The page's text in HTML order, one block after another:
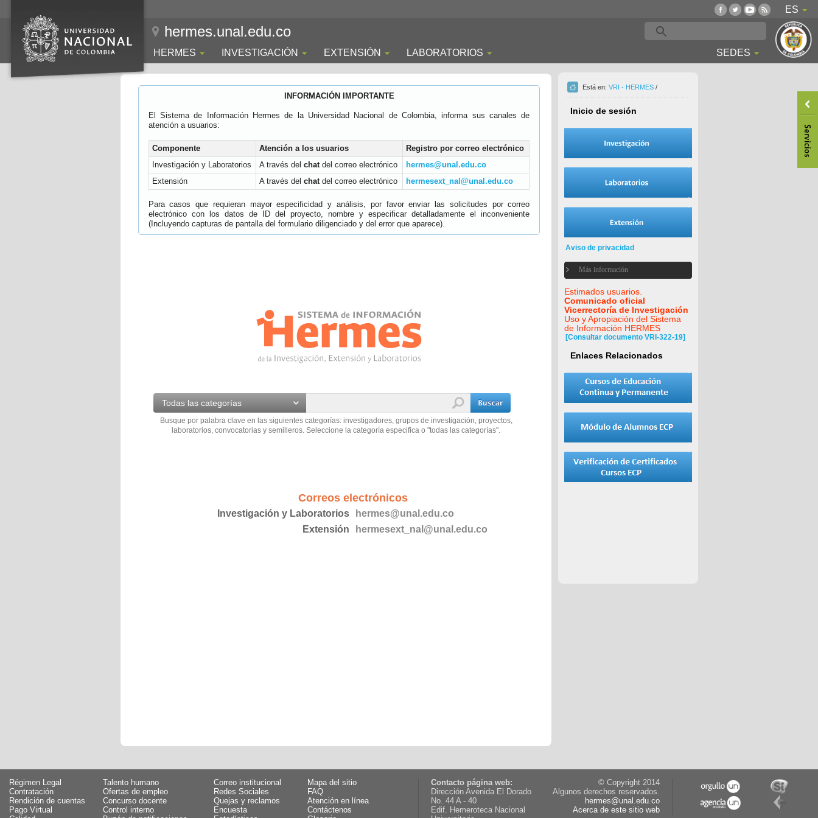
ES
hermes.unal.edu.co
HERMES INVESTIGACIÓN EXTENSIÓN LABORATORIOS SEDES
INFORMACIÓN IMPORTANTE
El Sistema de Información Hermes de la Universidad Nacional de Colombia, informa sus canales de
atención a usuarios:
Componente Atención a los usuarios
Registro por correo electrónico
Investigación y Laboratorios
A través del chatdel correo electrónico
hermes@unal.edu.co
Extensión
A través del chatdel correo electrónico hermesext_nal@unal.edu.co
Para casos que requieran mayor especificidad y análisis, por favor enviar las solicitudes por correo
electrónico con los datos de ID del proyecto, nombre y especificar detalladamente el inconveniente
(Incluyendo capturas de pantalla del formulario diligenciado y del error que aparece).
Todas las categorías
Busque por palabra clave en las siguientes categorías: investigadores, grupos de investigación, proyectos,
laboratorios, convocatorias y semilleros. Seleccione la categoría especifica o "todas las categorías".
Correos electrónicos
Investigación y Laboratorios
hermes@unal.edu.co
Extensión
hermesext_nal@unal.edu.co
Está en: VRI - HERMES /
Inicio de sesión
Aviso de privacidad
Más información
Estimados usuarios.
Comunicado oficial
Vicerrectoría de Investigación
Uso y Apropiación del Sistema
de Información HERMES
[Consultar documento VRI-322-19]
Enlaces Relacionados
Régimen Legal
Talento humano
Contratación
Ofertas de empleo
Rendición de cuentas
Concurso docente
Pago Virtual
Control interno
Correo institucional
Mapa del sitio
Redes Sociales
FAQ
Quejas y reclamos
Atención en línea
Encuesta
Contáctenos
Contacto página web:
Dirección Avenida El Dorado
No. 44 A - 40
Edif. Hemeroteca Nacional
© Copyright 2014
Algunos derechos reservados.
hermes@unal.edu.co
Acerca de este sitio web